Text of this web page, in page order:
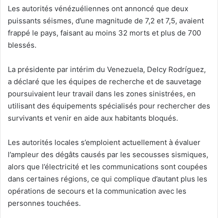
Les autorités vénézuéliennes ont annoncé que deux
puissants séismes, d’une magnitude de 7,2 et 7,5, avaient
frappé le pays, faisant au moins 32 morts et plus de 700
blessés.
La présidente par intérim du Venezuela, Delcy Rodríguez,
a déclaré que les équipes de recherche et de sauvetage
poursuivaient leur travail dans les zones sinistrées, en
utilisant des équipements spécialisés pour rechercher des
survivants et venir en aide aux habitants bloqués.
Les autorités locales s’emploient actuellement à évaluer
l’ampleur des dégâts causés par les secousses sismiques,
alors que l’électricité et les communications sont coupées
dans certaines régions, ce qui complique d’autant plus les
opérations de secours et la communication avec les
personnes touchées.